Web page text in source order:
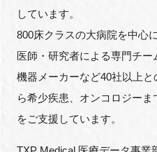
しています。
800床クラスの大病院を中心
医師・研究者による専門チ
機器メーカーなど40社以上
ら希少疾患、オンコロジー
をご支援しています。